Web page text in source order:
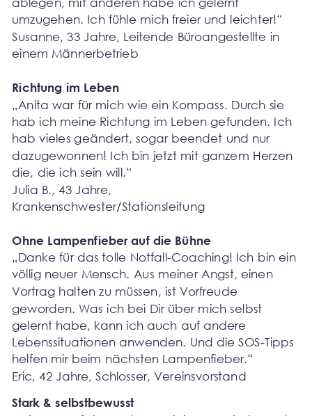
umzugehen. Ich fühle mich freier und leichter!“
Susanne, 33 Jahre, Leitende Büroangestellte in
einem Männerbetrieb
Richtung im Leben
„Anita war für mich wie ein Kompass. Durch sie
hab ich meine Richtung im Leben gefunden. Ich
hab vieles geändert, sogar beendet und nur
dazugewonnen! Ich bin jetzt mit ganzem Herzen
die, die ich sein will.“
Julia B., 43 Jahre,
Krankenschwester/Stationsleitung
Ohne Lampenfieber auf die Bühne
„Danke für das tolle Notfall-Coaching! Ich bin ein
völlig neuer Mensch. Aus meiner Angst, einen
Vortrag halten zu müssen, ist Vorfreude
geworden. Was ich bei Dir über mich selbst
gelernt habe, kann ich auch auf andere
Lebenssituationen anwenden. Und die SOS-Tipps
helfen mir beim nächsten Lampenfieber.“
Eric, 42 Jahre, Schlosser, Vereinsvorstand
Stark & selbstbewusst